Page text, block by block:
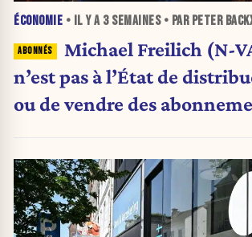
ÉCONOMIE • IL Y A 3 SEMAINES• PAR PETER
Michael Freilich (N-
n’est pas à l’État de
ou de vendre des